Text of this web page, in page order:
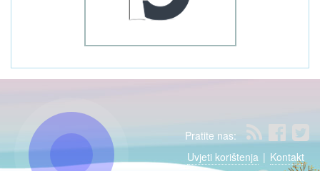
Pratite nas:
Uvjeti korištenja | Kontakt